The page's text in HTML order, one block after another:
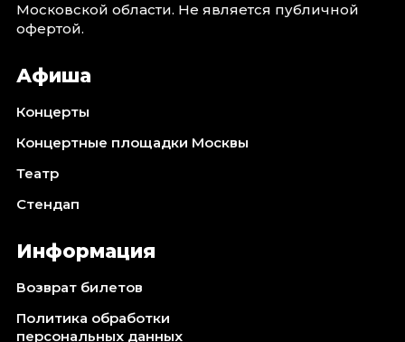
Август 2026
Сентябрь 2026
Сентябрь 2026
Октябрь 2026
Январь 2027
Площадки
Московской области. Не является публичной
офертой.
Афиша
Концерты
Концертные площадки Москвы
Театр
Стендап
Информация
Возврат билетов
Политика обработки
персональных данных